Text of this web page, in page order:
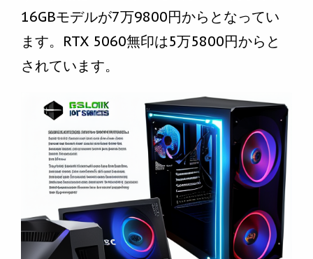
16GBモデルが7万9800円からとなってい
ます。RTX 5060無印は5万5800円からと
されています。